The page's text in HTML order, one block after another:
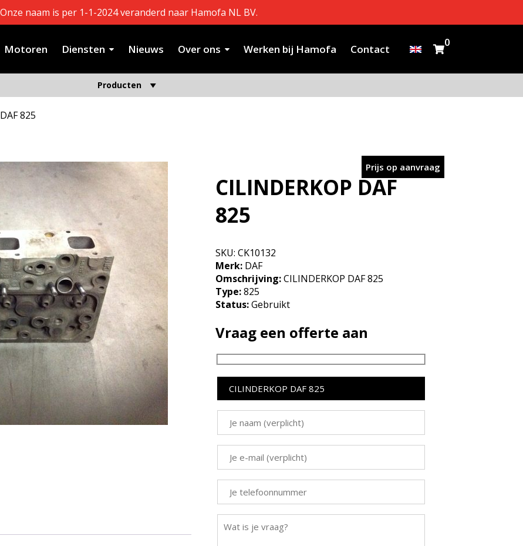
Onze naam is per 1-1-2024 veranderd naar Hamofa NL BV.
Motoren Diensten Nieuws Over ons Werken bij Hamofa Contact
0
Producten
825
CILINDERKOP DAF
825
Prijs op aanvraag
SKU:CK10132
Merk: DAF
Omschrijving:CILINDERKOP DAF 825
Type:825
Status:Gebruikt
Vraag een offerte aan